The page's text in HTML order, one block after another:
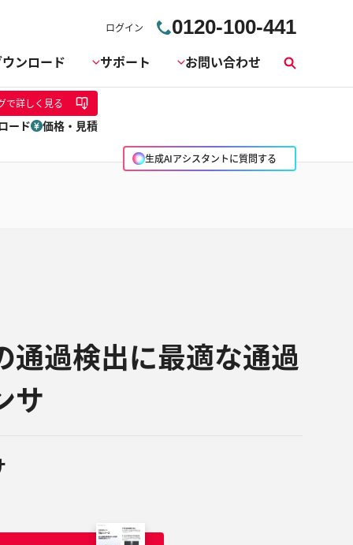
ログイン 0120-100-441
ンロード サポート お問い合わせ
索
生成AIアシスタントに質問する
で詳しく見る
ード 価格・見積
通過検出に最適な通過
サ